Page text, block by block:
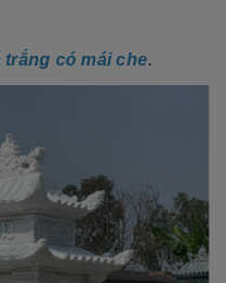
có mái che.